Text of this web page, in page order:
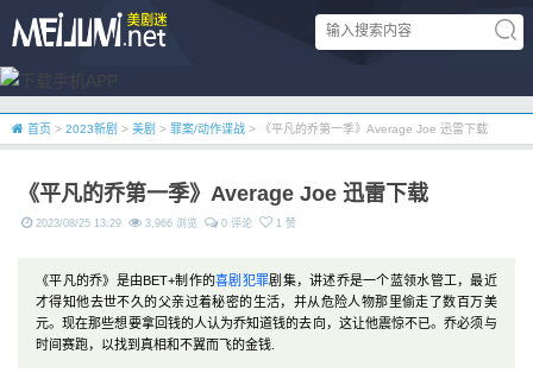
首页 > 2023新剧 > 美剧 > 罪案/动作谍战 > 《平凡的乔第一季》Average Joe 迅雷下载
《平凡的乔第一季》Average Joe 迅雷下载
2023/08/25 13:29 3,966 浏览 0 评论 1 赞
《平凡的乔》是由BET+制作的喜剧 犯罪剧集，讲述乔是一个蓝领水管工，最近
才得知他去世不久的父亲过着秘密的生活，并从危险人物那里偷走了数百万美
元。现在那些想要拿回钱的人认为乔知道钱的去向，这让他震惊不已。乔必须与
时间赛跑，以找到真相和不翼而飞的金钱.